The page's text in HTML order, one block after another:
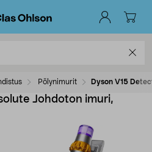
Pölynimurit Dyson V15
Johdoton imuri,